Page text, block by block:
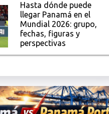
Hasta dónde puede
llegar Panamá en el
Mundial 2026: grupo,
fechas, figuras y
perspectivas